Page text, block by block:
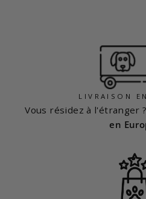
LIVRAISON
Vous résidez à l'étranger
en